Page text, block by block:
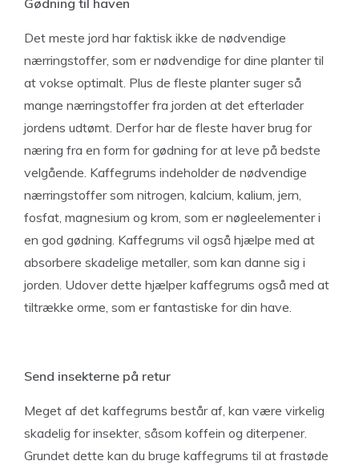
Gødning til haven
Det meste jord har faktisk ikke de nødvendige
nærringstoffer, som er nødvendige for dine planter til
at vokse optimalt. Plus de fleste planter suger så
mange nærringstoffer fra jorden at det efterlader
jordens udtømt. Derfor har de fleste haver brug for
næring fra en form for gødning for at leve på bedste
velgående. Kaffegrums indeholder de nødvendige
nærringstoffer som nitrogen, kalcium, kalium, jern,
fosfat, magnesium og krom, som er nøgleelementer i
en god gødning. Kaffegrums vil også hjælpe med at
absorbere skadelige metaller, som kan danne sig i
jorden. Udover dette hjælper kaffegrums også med at
tiltrække orme, som er fantastiske for din have.
Send insekterne på retur
Meget af det kaffegrums består af, kan være virkelig
skadelig for insekter, såsom koffein og diterpener.
Grundet dette kan du bruge kaffegrums til at frastøde